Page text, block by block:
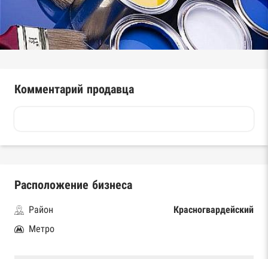
Комментарий продавца
Расположение бизнеса
Район
Красногвардейский
Метро